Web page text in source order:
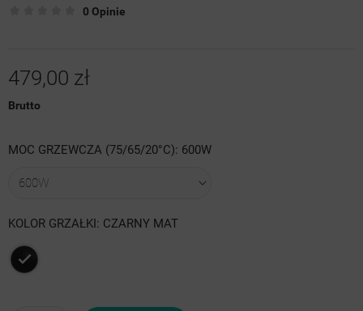
0 Opinie
479,00 zł
Brutto
MOC GRZEWCZA (75/65/20°C): 600W
KOLOR GRZAŁKI: CZARNY MAT
Czarny